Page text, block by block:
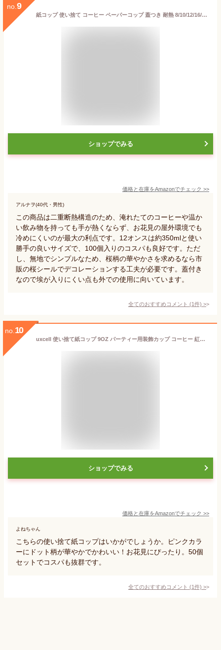
no. 9
紙コップ 使い捨て コーヒー ペーパーコップ 蓋つき 耐熱 8/10/12/16/22オンス100個入セット二重断熱紙コップ 厚紙 二重クラフトカップカフェラテテイクアウト 使い捨てカップ業務用品 (12オンス（直径9cm、白蓋）100個)
ショップでみる
価格と在庫をAmazonでチェック >>
アルナヲ(40代・男性)
この商品は二重断熱構造のため、淹れたてのコーヒーや温か
い飲み物を持っても手が熱くならず、お花見の屋外環境でも
冷めにくいのが最大の利点です。12オンスは約350mlと使い
勝手の良いサイズで、100個入りのコスパも良好です。ただ
し、無地でシンプルなため、桜柄の華やかさを求めるなら市
販の桜シールでデコレーションする工夫が必要です。蓋付き
なので埃が入りにくい点も外での使用に向いています。
全てのおすすめコメント (1件) >
no. 10
uxcell 使い捨て紙コップ 9OZ パーティー用装飾カップ コーヒー 紅茶 牛乳用 パーティー ピクニック 旅行 イベント最適 ピンクの水玉 50個
ショップでみる
価格と在庫をAmazonでチェック >>
よねちゃん
こちらの使い捨て紙コップはいかがでしょうか。ピンクカラ
ーにドット柄が華やかでかわいい！お花見にぴったり。50個
セットでコスパも抜群です。
全てのおすすめコメント (1件) >